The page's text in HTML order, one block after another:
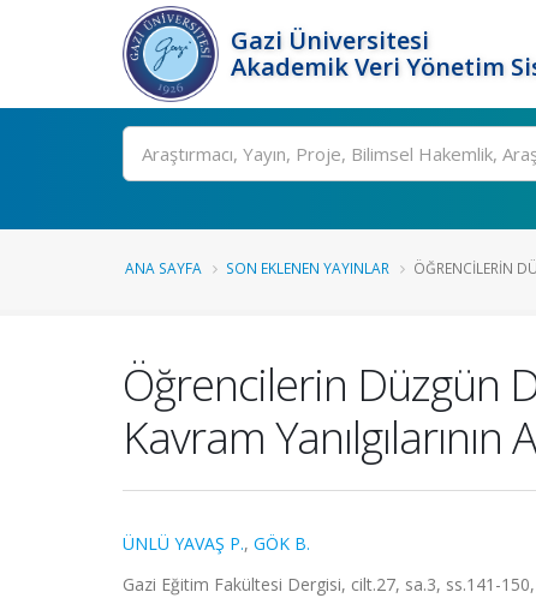
Gazi Üniversitesi
Akademik Veri Yönetim
Ara
ANA SAYFA SON EKLENEN YAYINLAR ÖĞRENCILERIN
Öğrencilerin Düzgün
Kavram Yanılgılarının
ÜNLÜ YAVAŞ P., GÖK B.
Gazi Eğitim Fakültesi Dergisi, cilt.27, sa.3, ss.141-